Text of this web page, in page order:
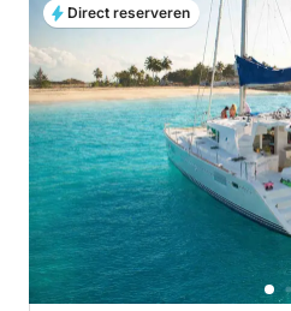
Direct reserveren